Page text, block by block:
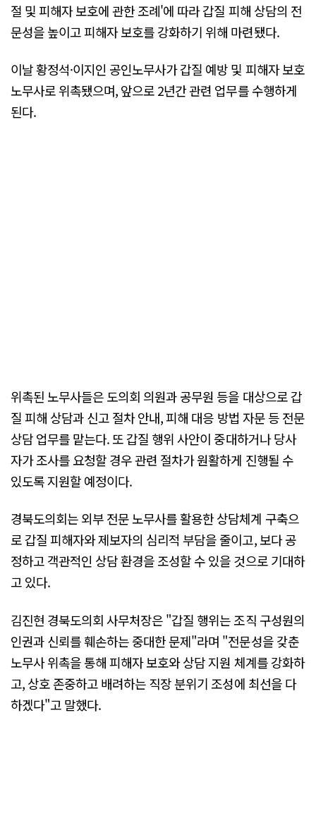
절 및 피해자 보호에 관한 조례'에 따라 갑질 피해 상담의 전
문성을 높이고 피해자 보호를 강화하기 위해 마련됐다.
이날 황정석·이지인 공인노무사가 갑질 예방 및 피해자 보호
노무사로 위촉됐으며, 앞으로 2년간 관련 업무를 수행하게
된다.
위촉된 노무사들은 도의회 의원과 공무원 등을 대상으로 갑
질 피해 상담과 신고 절차 안내, 피해 대응 방법 자문 등 전문
상담 업무를 맡는다. 또 갑질 행위 사안이 중대하거나 당사
자가 조사를 요청할 경우 관련 절차가 원활하게 진행될 수
있도록 지원할 예정이다.
경북도의회는 외부 전문 노무사를 활용한 상담체계 구축으
로 갑질 피해자와 제보자의 심리적 부담을 줄이고, 보다 공
정하고 객관적인 상담 환경을 조성할 수 있을 것으로 기대하
고 있다.
김진현 경북도의회 사무처장은 "갑질 행위는 조직 구성원의
인권과 신뢰를 훼손하는 중대한 문제"라며 "전문성을 갖춘
노무사 위촉을 통해 피해자 보호와 상담 지원 체계를 강화하
고, 상호 존중하고 배려하는 직장 분위기 조성에 최선을 다
하겠다"고 말했다.